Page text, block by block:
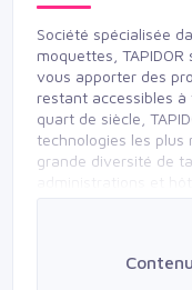
Société spécialisée
moquettes,
vous apporter des
restant accessibles à
quart de siècle,
technologies les
grande diversité de
couleurs,
segment des tissus
proposer des